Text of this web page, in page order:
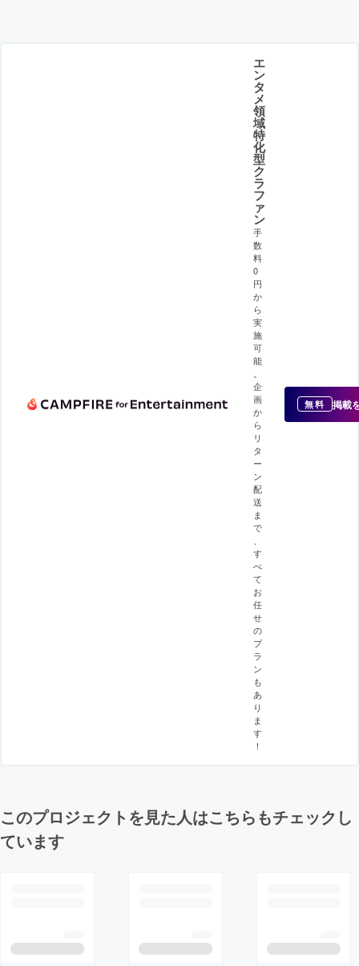
エ
ン
タ
メ
領
域
特
化
型
ク
ラ
フ
ァ
ン
手
数
料
0
円
か
ら
実
施
可
能
企
画
か
ら
リ
タ
ー
ン
配
送
ま
で
す
べ
て
お
任
せ
の
プ
ラ
ン
も
あ
り
ま
す
！
無料 掲載
このプロジェクトを見た人はこちらもチェックし
ています